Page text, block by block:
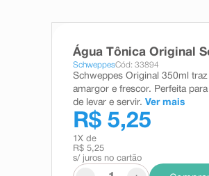
Água Tônica Original
SchweppesCód: 33894
Schweppes Original 350ml
amargor e frescor. Perfeita
de levar e servir. Ver mais
R$ 5,25
1 X de
R$ 5,25
s/ juros no cartão